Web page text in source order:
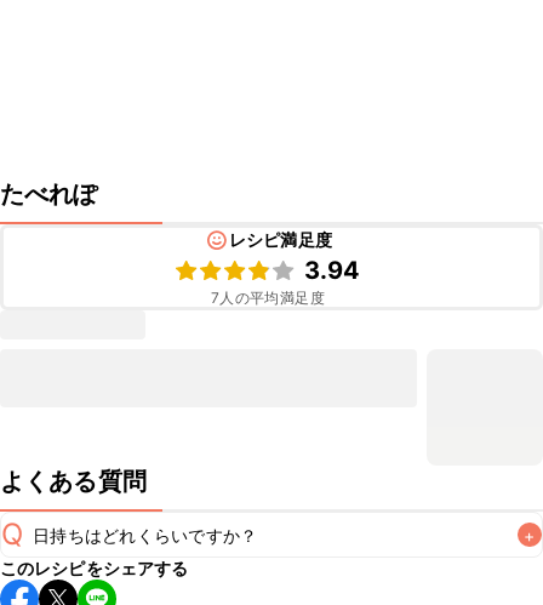
たべれぽ
レシピ満足度
3.94
7 人の平均満足度
よくある質問
Q 日持ちはどれくらいですか？ +
保存期間は冷蔵で当日中が目安です。なるべくお早めにお召
このレシピをシェアする